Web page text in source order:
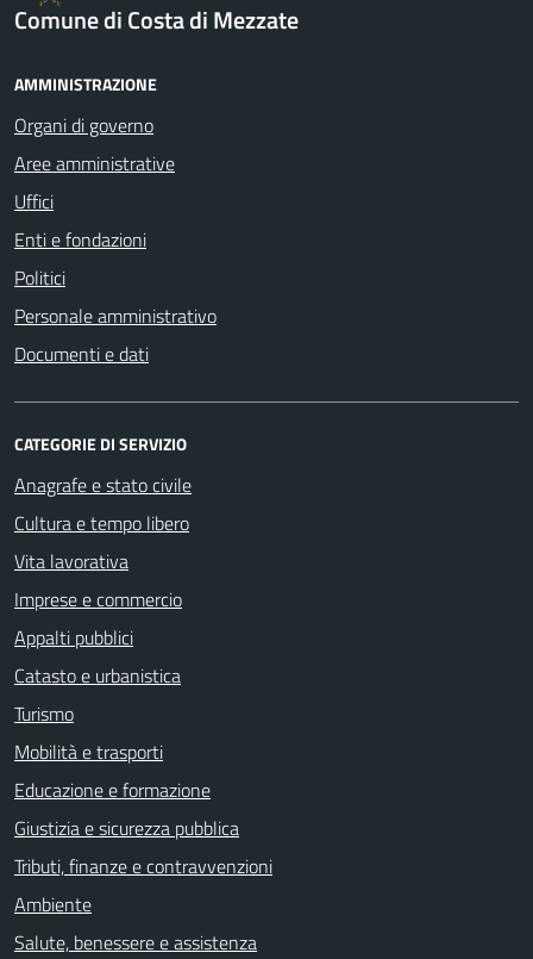
Comune di Costa di Mezzate
AMMINISTRAZIONE
Organi di governo
Aree amministrative
Uffici
Enti e fondazioni
Politici
Personale amministrativo
Documenti e dati
CATEGORIE DI SERVIZIO
Anagrafe e stato civile
Cultura e tempo libero
Vita lavorativa
Imprese e commercio
Appalti pubblici
Catasto e urbanistica
Turismo
Mobilità e trasporti
Educazione e formazione
Giustizia e sicurezza pubblica
Tributi, finanze e contravvenzioni
Ambiente
Salute, benessere e assistenza